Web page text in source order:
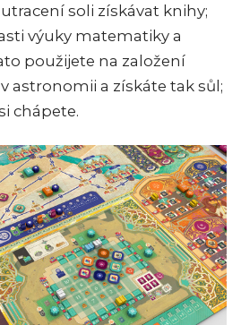
soli získávat knihy;
výuky matematiky a
použijete na založení
astronomii a získáte tak sůl;
chápete.